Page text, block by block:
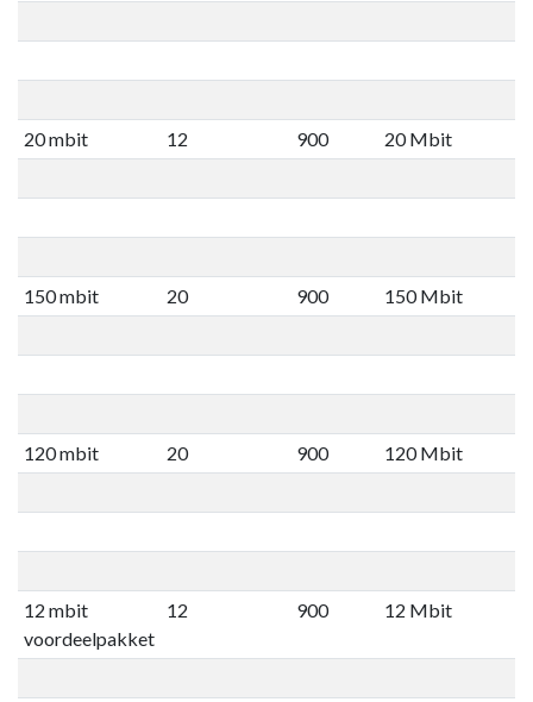
20 mbit 12 900 20 Mbit
150 mbit 20 900 150 Mbit
120 mbit 20 900 120 Mbit
12 mbit
voordeelpakket
12 900 12 Mbit